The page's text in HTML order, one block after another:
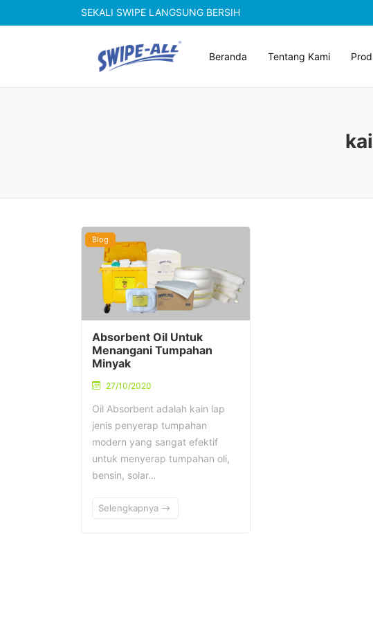
SEKALI SWIPE LANGSUNG BERSIH
Beranda Tentang Kami
Blog
Absorbent Oil Untuk
Menangani Tumpahan
Minyak
27/10/2020
Oil Absorbent adalah kain lap
jenis penyerap tumpahan
modern yang sangat efektif
untuk menyerap tumpahan oli,
bensin, solar…
Selengkapnya